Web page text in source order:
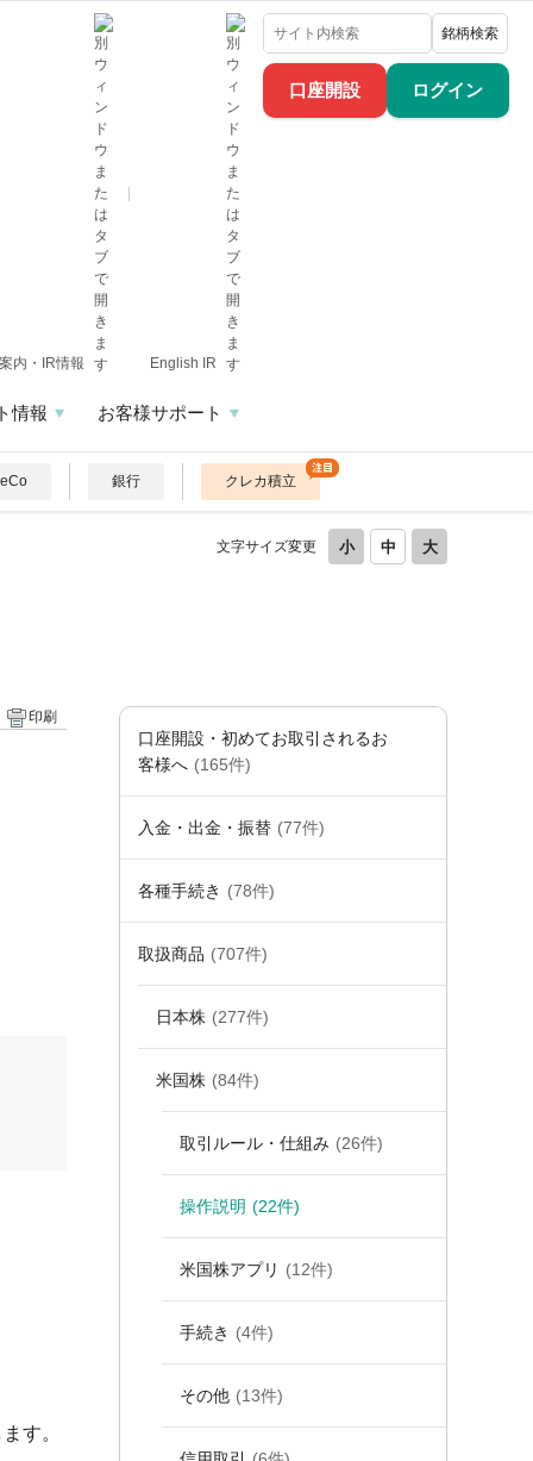
口座開設 ログイン
内・IR情報 English IR
銘柄検索
情報 お客様サポート
銀行 クレカ積立
文字サイズ変更
口座開設・初めてお取引されるお
客様へ (165件)
入金・出金・振替 (77件)
各種手続き (78件)
取扱商品 (707件)
日本株 (277件)
米国株 (84件)
取引ルール・仕組み (26件)
操作説明 (22件)
米国株アプリ (12件)
手続き (4件)
その他 (13件)
印刷
す。